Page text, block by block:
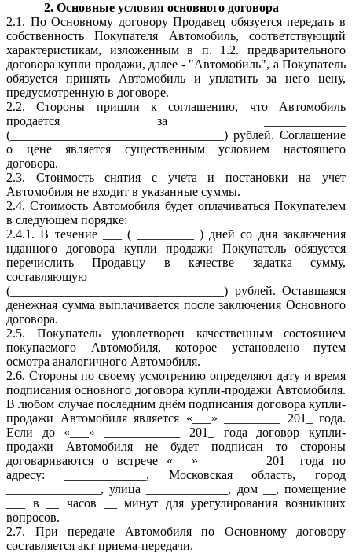
2. Основные условия основного договора
2.1. По Основному договору Продавец обязуется передать в
собственность Покупателя Автомобиль, соответствующий
характеристикам, изложенным в п. 1.2. предварительного
договора купли продажи, далее - "Автомобиль", а Покупатель
обязуется принять Автомобиль и уплатить за него цену,
предусмотренную в договоре.
2.2. Стороны пришли к соглашению, что Автомобиль
продается за _____________
(__________________________________) рублей. Соглашение
о цене является существенным условием настоящего
договора.
2.3. Стоимость снятия с учета и постановки на учет
Автомобиля не входит в указанные суммы.
2.4. Стоимость Автомобиля будет оплачиваться Покупателем
в следующем порядке:
2.4.1. В течение ___ ( _________ ) дней со дня заключения
нданного договора купли продажи Покупатель обязуется
перечислить Продавцу в качестве задатка сумму,
составляющую ____________
(__________________________________) рублей. Оставшаяся
денежная сумма выплачивается после заключения Основного
договора.
2.5. Покупатель удовлетворен качественным состоянием
покупаемого Автомобиля, которое установлено путем
осмотра аналогичного Автомобиля.
2.6. Стороны по своему усмотрению определяют дату и время
подписания основного договора купли-продажи Автомобиля.
В любом случае последним днём подписания договора купли-
продажи Автомобиля является «___» _________ 201_ года.
Если до «___» ____________ 201_ года договор купли-
продажи Автомобиля не будет подписан то стороны
договариваются о встрече «___» ________ 201_ года по
адресу: _____________, Московская область, город
_______________, улица _____________, дом __, помещение
___ в __ часов __ минут для урегулирования возникших
вопросов.
2.7. При передаче Автомобиля по Основному договору
составляется акт приема-передачи.